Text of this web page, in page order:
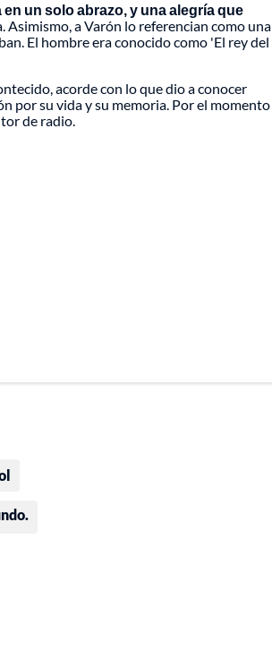
un solo abrazo, y una alegría que
Asimismo, a Varón lo referencian como una
El hombre era conocido como 'El rey del
acorde con lo que dio a conocer
por su vida y su memoria. Por el momento
de radio.